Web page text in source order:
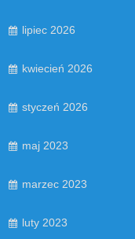
lipiec 2026
kwiecień 2026
styczeń 2026
maj 2023
marzec 2023
luty 2023